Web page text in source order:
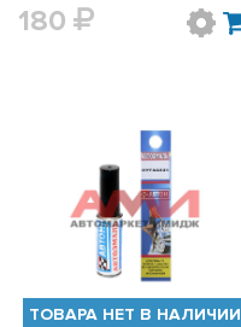
180
БЫСТРЫЙ ПРОСМОТР
ТОВАРА НЕТ В НАЛИЧИИ